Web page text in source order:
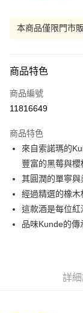
本商品僅限門市
商品特色
商品編號
11816649
商品特色
來自索諾瑪的
豐富的黑莓與櫻
其圓潤的單寧與
經過精選的橡木
這款酒是每位紅
品味Kunde的傳
詳